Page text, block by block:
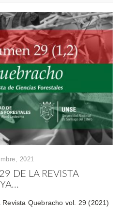
2021
DE LA REVISTA
Revista Quebracho vol. 29 (2021)